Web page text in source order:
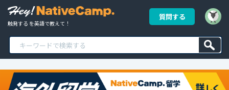
触発する を英語で教えて！
質問する